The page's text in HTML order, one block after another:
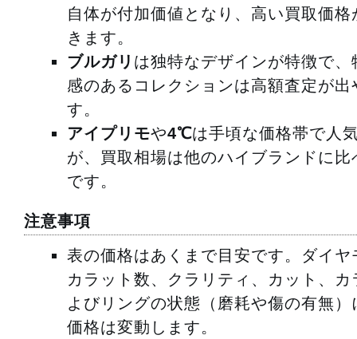
自体が付加価値となり、高い買取価格
きます。
ブルガリ は独特なデザインが特徴で、
感のあるコレクションは高額査定が出
す。
アイプリモや4℃は手頃な価格帯で人
が、買取相場は他のハイブランドに比
です。
注意事項
表の価格はあくまで目安です。ダイヤ
カラット数、クラリティ、カット、カ
よびリングの状態（磨耗や傷の有無）
価格は変動します。